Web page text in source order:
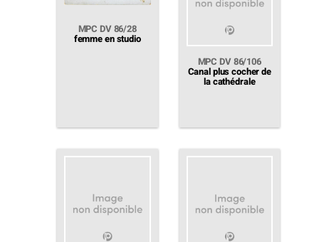
MPC DV 86/28
femme en studio
MPC DV 86/106
Canal plus cocher de
la cathédrale